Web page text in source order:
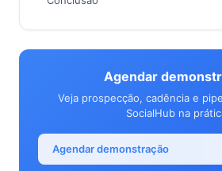
Agendar
Veja prospecção, cadência e
SocialHub na
Agendar demonstração